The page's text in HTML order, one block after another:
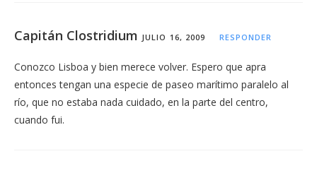
Capitán Clostridium JULIO 16, 2009 RESPONDER
Conozco Lisboa y bien merece volver. Espero que apra
entonces tengan una especie de paseo marítimo paralelo al
río, que no estaba nada cuidado, en la parte del centro,
cuando fui.